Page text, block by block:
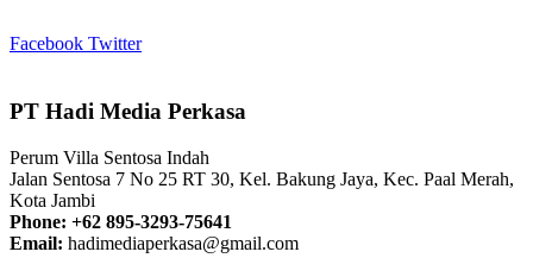
Facebook Twitter
PT Hadi Media Perkasa
Perum Villa Sentosa Indah
Jalan Sentosa 7 No 25 RT 30, Kel. Bakung Jaya, Kec. Paal Merah,
Kota Jambi
Phone: +62 895-3293-75641
Email: hadimediaperkasa@gmail.com